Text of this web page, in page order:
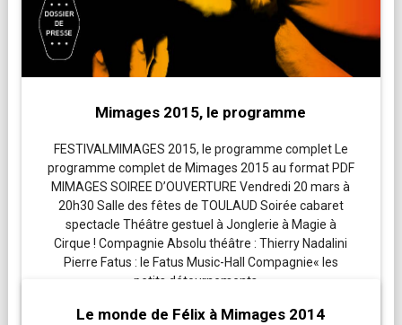
Mimages 2015, le programme
FESTIVALMIMAGES 2015, le programme complet Le
programme complet de Mimages 2015 au format PDF
MIMAGES SOIREE D’OUVERTURE Vendredi 20 mars à
20h30 Salle des fêtes de TOULAUD Soirée cabaret
spectacle Théâtre gestuel à Jonglerie à Magie à
Cirque ! Compagnie Absolu théâtre : Thierry Nadalini
Pierre Fatus : le Fatus Music-Hall Compagnie« les
petits détournements …
Le monde de Félix à Mimages 2014